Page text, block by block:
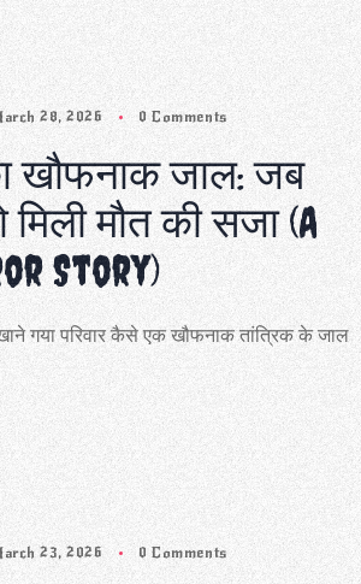
28, 2026 0 Comments
खौफनाक जाल: जब
मौत की सजा (A
Story)
गया परिवार कैसे एक खौफनाक तांत्रिक के जाल
23, 2026 0 Comments